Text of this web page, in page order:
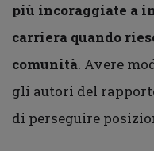
più incoraggiate a
carriera quando
comunità. Avere
gli autori del
di perseguire